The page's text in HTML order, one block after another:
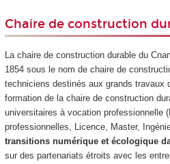
Chaire de construction
La chaire de construction durable du
1854 sous le nom de chaire de
techniciens destinés aux grands travaux
formation de la chaire de construction
universitaires à vocation professionnelle
professionnelles, Licence, Master,
transitions numérique et écologique
sur des partenariats étroits avec les